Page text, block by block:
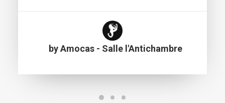
by Amocas - Salle l'Antichambre